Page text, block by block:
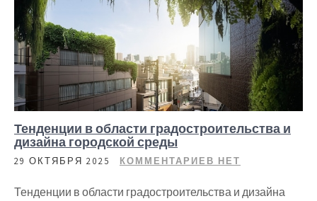
Тенденции в области градостроительства и
дизайна городской среды
29 ОКТЯБРЯ 2025 КОММЕНТАРИЕВ НЕТ
Тенденции в области градостроительства и дизайна